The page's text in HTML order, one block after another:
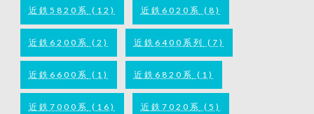
近鉄5820系 (12) 近鉄6020系 (8)
近鉄6200系 (2) 近鉄6400系列 (7)
近鉄6600系 (1) 近鉄6820系 (1)
近鉄7000系 (16) 近鉄7020系 (5)